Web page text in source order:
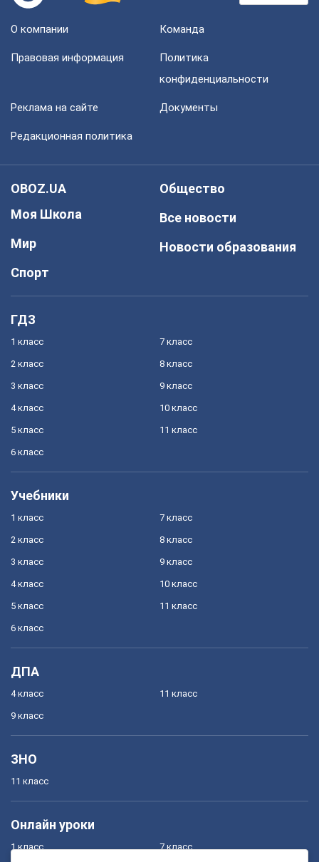
О компании Команда
Правовая информация
Политика
конфиденциальности
Реклама на сайте Документы
Редакционная политика
OBOZ.UA
Моя Школа
Мир
Спорт
Общество
Все новости
Новости образования
ГДЗ
1 класс
2 класс
3 класс
4 класс
5 класс
6 класс
7 класс
8 класс
9 класс
10 класс
11 класс
Учебники
1 класс
2 класс
3 класс
4 класс
5 класс
6 класс
7 класс
8 класс
9 класс
10 класс
11 класс
ДПА
4 класс
9 класс
11 класс
ЗНО
11 класс
Онлайн уроки
1 класс 7 класс